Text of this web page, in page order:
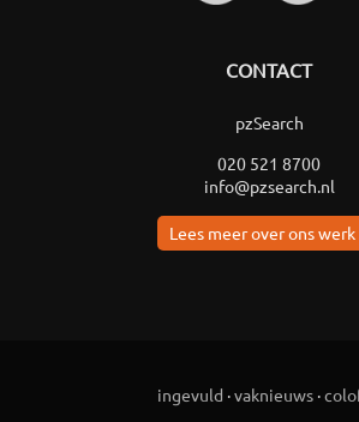
CONTACT
pzSearch
020 521 8700
info@pzsearch.nl
Lees meer over ons werk
ingevuld ·vaknieuws·